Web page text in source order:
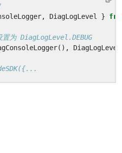
, DiagLogLevel }
(), DiagLogLevel